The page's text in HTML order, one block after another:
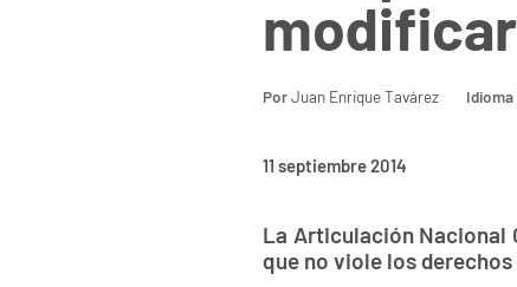
PorJuan Enrique Tavárez Idioma
11 septiembre 2014
La Articulación Nacional
que no viole los